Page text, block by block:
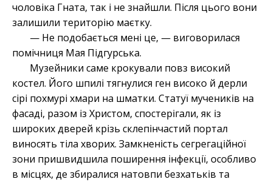
чоловіка Гната, так і не знайшли. Після цього вони
залишили територію маєтку.
— Не подобається мені це, — виговорилася
помічниця Мая Підгурська.
Музейники саме крокували повз високий
костел. Його шпилі тягнулися ген високо й дерли
сірі похмурі хмари на шматки. Статуї мучеників на
фасаді, разом із Христом, спостерігали, як із
широких дверей крізь склепінчастий портал
виносять тіла хворих. Замкненість сегрегаційної
зони пришвидшила поширення інфекції, особливо
в місцях, де збиралися натовпи безхатьків та